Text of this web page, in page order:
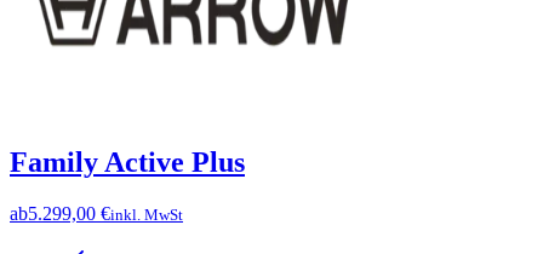
Family Active Plus
ab5.299,00 €inkl. MwSt